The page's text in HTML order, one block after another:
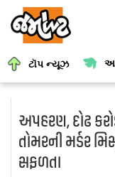
ટૉપ ન્યૂઝ
અપહરણ, દોઢ
તોમરની મર્ડર
સફળતા